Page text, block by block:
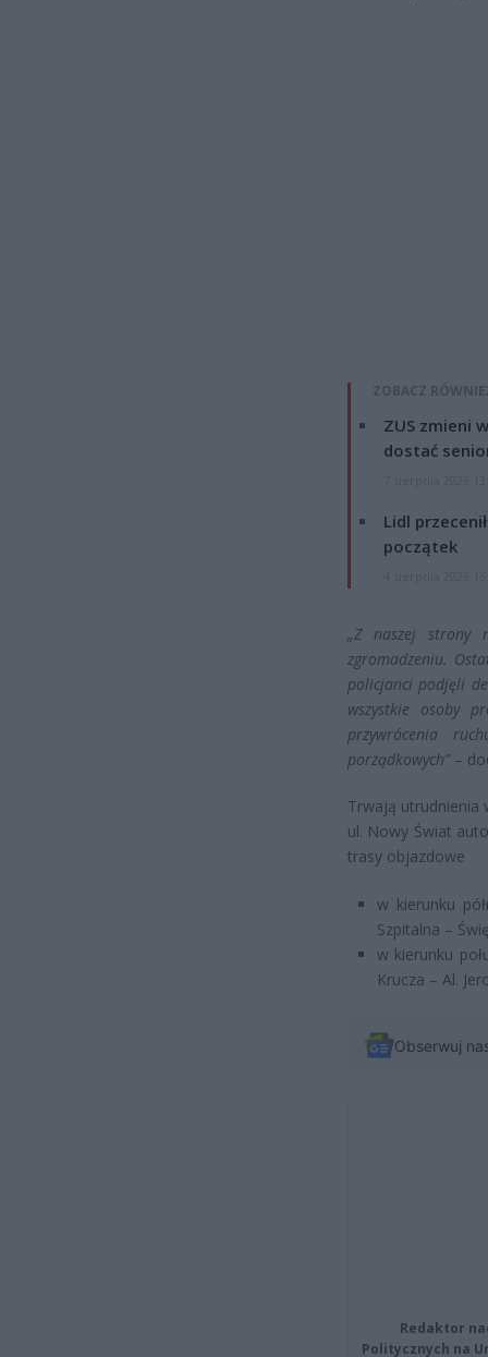
ZOBACZ
ZUS zmieni
dostać
Lidl
początek
„Z naszej strony
zgromadzeniu.
policjanci podjęli
wszystkie osoby
przywrócenia
porządkowych”–
Trwają utrudnienia
ul. Nowy Świat
trasy objazdowe
w kierunku
Szpitalna –
w kierunku
Krucza – Al.
Obserwuj
Redaktor
Politycznych na